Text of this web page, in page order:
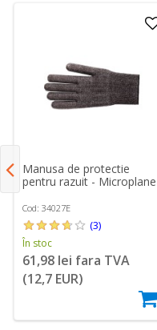
Manusa de protectie
pentru razuit - Microplane
Cod: 34027E
(3)
În stoc
61,98 lei fara TVA
(12,7 EUR)